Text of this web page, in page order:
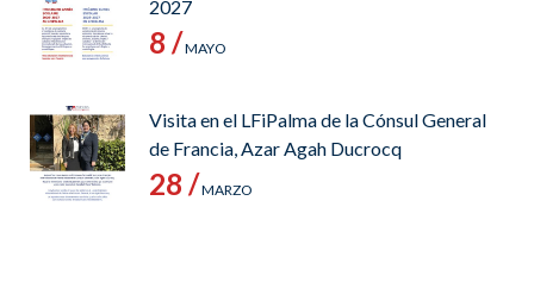
2027
8 /MAYO
Visita en el LFiPalma de la Cónsul General
de Francia, Azar Agah Ducrocq
28 /MARZO